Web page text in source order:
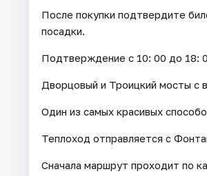
После покупки подтвердите
посадки.
Подтверждение с 10: 00 до 18:
Дворцовый и Троицкий мосты с
Один из самых красивых
Теплоход отправляется с
Сначала маршрут проходит по